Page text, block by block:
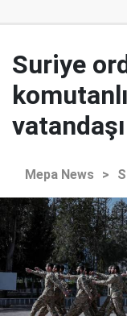
Suriye
Mepa News >